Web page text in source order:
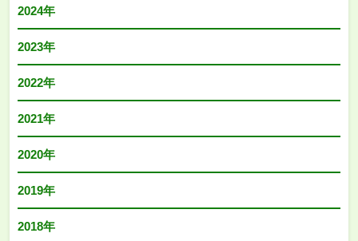
2024年
2023年
2022年
2021年
2020年
2019年
2018年